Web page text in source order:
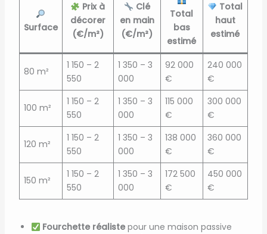
Surface
Prix à
décorer
(€/m²)
Clé
en main
(€/m²)
Total
bas
estimé
Total
haut
estimé
80 m²
1 150 – 2
550
1 350 – 3
000
92 000
€
240 000
€
100 m²
1 150 – 2
550
1 350 – 3
000
115 000
€
300 000
€
120 m²
1 150 – 2
550
1 350 – 3
000
138 000
€
360 000
€
150 m²
1 150 – 2
550
1 350 – 3
000
172 500
€
450 000
€
Fourchette réaliste pour une maison passive